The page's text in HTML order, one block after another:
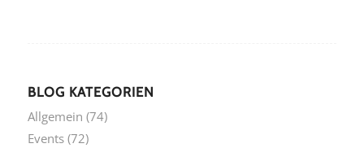
BLOG KATEGORIEN
Allgemein (74)
Events(72)